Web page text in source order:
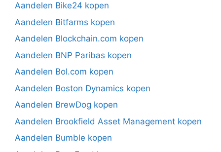
Aandelen Bike24 kopen
Aandelen Bitfarms kopen
Aandelen Blockchain.com kopen
Aandelen BNP Paribas kopen
Aandelen Bol.com kopen
Aandelen Boston Dynamics kopen
Aandelen BrewDog kopen
Aandelen Brookfield Asset Management kopen
Aandelen Bumble kopen